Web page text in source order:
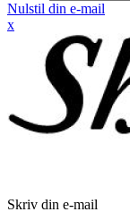
Nulstil din e-mail
x
Skriv din e-mail